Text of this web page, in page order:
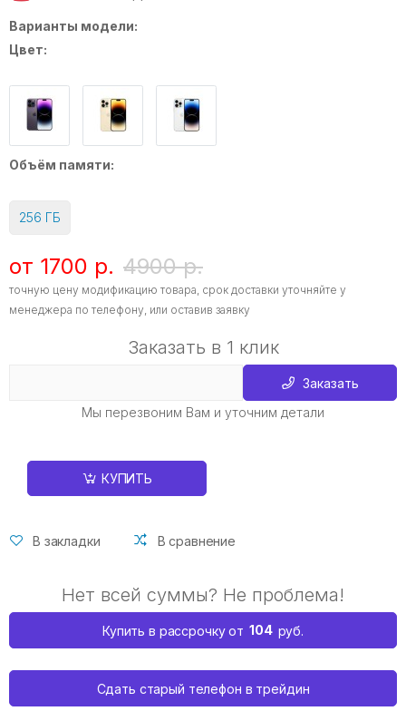
Варианты модели:
Цвет:
Объём памяти:
256 ГБ
от 1700 р. 4900 р.
точную цену модификацию товара, срок доставки уточняйте у
менеджера по телефону, или оставив заявку
Заказать в 1 клик
Заказать
Мы перезвоним Вам и уточним детали
КУПИТЬ
В закладки В сравнение
Нет всей суммы? Не проблема!
Купить в рассрочку от 104 руб.
Сдать старый телефон в трейдин